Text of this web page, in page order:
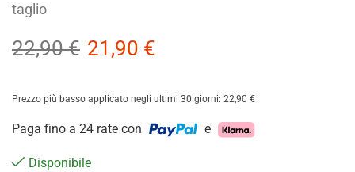
taglio
22,90€ 21,90 €
Prezzo più basso applicato negli ultimi 30 giorni: 22,90 €
Paga fino a 24 rate con e
Disponibile